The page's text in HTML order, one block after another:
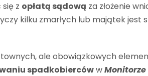
z opłatą sądową za złożenie
kilku zmarłych lub majątek jest
ale obowiązkowych
spadkobiercóww